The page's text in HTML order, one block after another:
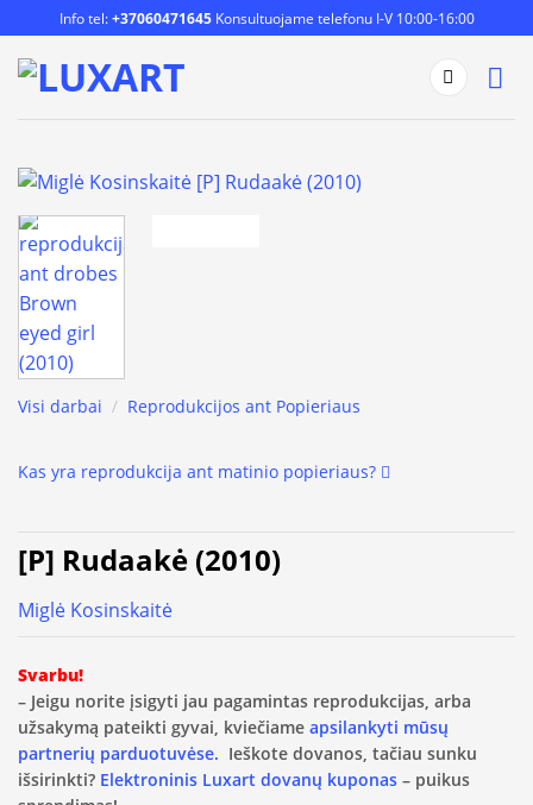
to
content
Info tel:+37060471645Konsultuojame telefonu I-V 10:00-16:00
Visi darbai / Reprodukcijos ant Popieriaus
Kas yra reprodukcija ant matinio popieriaus?
[P] Rudaakė (2010)
Miglė Kosinskaitė
Svarbu!
– Jeigu norite įsigyti jau pagamintas reprodukcijas, arba
užsakymą pateikti gyvai, kviečiame apsilankyti mūsų
partnerių parduotuvėse. Ieškote dovanos, tačiau sunku
išsirinkti? Elektroninis Luxart dovanų kuponas – puikus